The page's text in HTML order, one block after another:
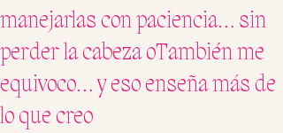
manejarlas con paciencia… sin
perder la cabeza oTambién me
equivoco… y eso enseña más de
lo que creo